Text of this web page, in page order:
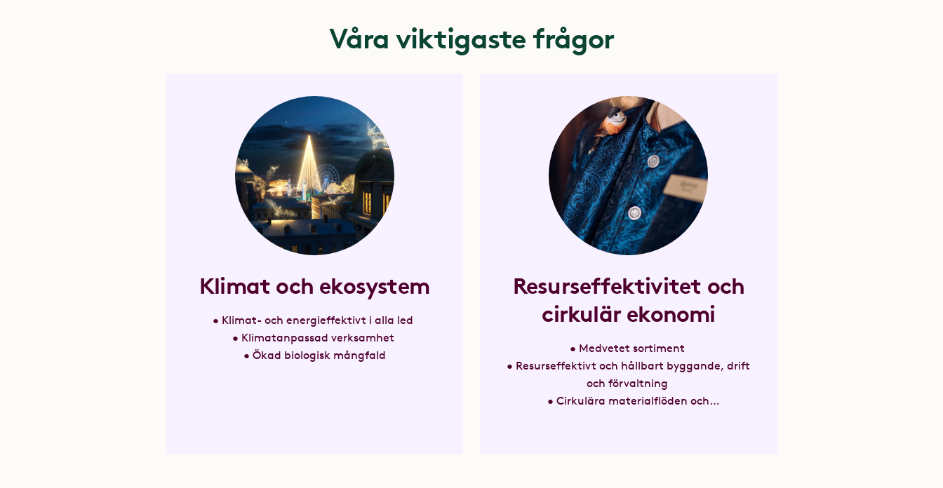
Våra viktigaste frågor
Klimat och ekosystem
• Klimat- och energieffektivt i alla led
• Klimatanpassad verksamhet
• Ökad biologisk mångfald
Resurseffektivitet och
cirkulär ekonomi
• Medvetet sortiment
• Resurseffektivt och hållbart byggande, drift
och förvaltning
• Cirkulära materialflöden och